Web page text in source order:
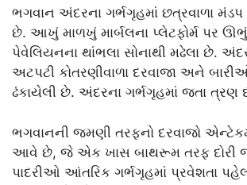
ભગવાન અંદરના ગર્ભગૃહમાં છત્રવાળા મંડપ
છે. આખું માળખું માર્બલના પ્લેટફોર્મ પર
પેવેલિયનના થાંભલા સોનાથી મઢેલા છે.
અટપટી કોતરણીવાળા દરવાજા અને
ઢંકાયેલી છે. અંદરના ગર્ભગૃહમાં જતા ત્રણ
ભગવાનની જમણી તરફનો દરવાજો
આવે છે, જે એક ખાસ બાથરૂમ તરફ દોરી
પાદરીઓ આંતરિક ગર્ભગૃહમાં પ્રવેશતા